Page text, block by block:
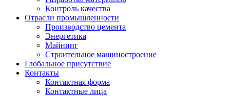
Контроль качества
Отрасли промышленности
Производство цемента
Энергетика
Майнинг
Строительное машиностроение
Глобальное присутствие
Контакты
Контактная форма
Контактные лица